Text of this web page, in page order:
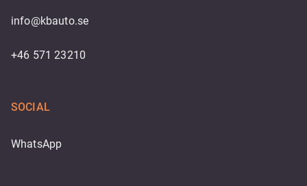
info@kbauto.se
+46 571 23210
SOCIAL
WhatsApp